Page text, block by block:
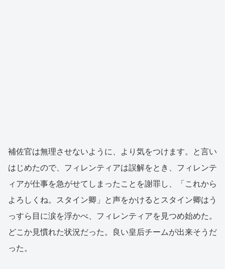
補佐官は無理させないように、より気をつけます。と言い
はじめたので、フィレンティアは誤解をとき、フィレンテ
ィアが仕事を急がせてしまったことを謝罪し、「これから
よろしくね。スタイン卿」と声をかけるとスタイン卿はう
っすら目に涙を浮かべ、フィレンティアを見つめ始めた。
どこか見慣れた状況だった。良い皇后チームが出来そうだ
った。